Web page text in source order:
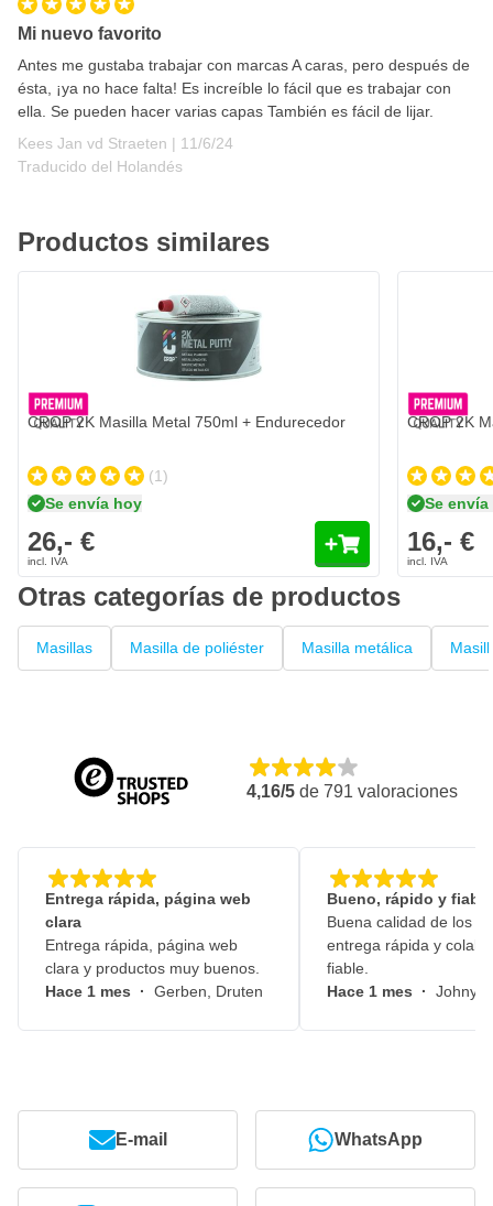
aire durante la mezcla.
Mi nuevo favorito
Antes me gustaba trabajar con marcas A caras, pero después de
ésta, ¡ya no hace falta! Es increíble lo fácil que es trabajar con
ella. Se pueden hacer varias capas También es fácil de lijar.
Kees Jan vd Straeten | 11 de junio de 2024
11/6/24
Traducido del Holandés
Productos similares
CROP 2K Masilla Metal 750ml + Endurecedor
(1)
Se envía hoy
26,- €
CROP 2K
Se
16,- €
Otras categorías de productos
Masillas Masilla de poliéster Masilla metálica
4,16/5 de 791 valoraciones
Entrega rápida, página web
clara
Entrega rápida, página web
clara y productos muy buenos.
Hace 1 mes · Gerben, Druten
Bueno, rápido y fiable
Buena calidad de los
entrega rápida y
fiable.
Hace 1 mes · Johny,
E-mail WhatsApp